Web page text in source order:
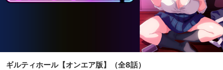
ギルティホール【オンエア版】 （全8話）